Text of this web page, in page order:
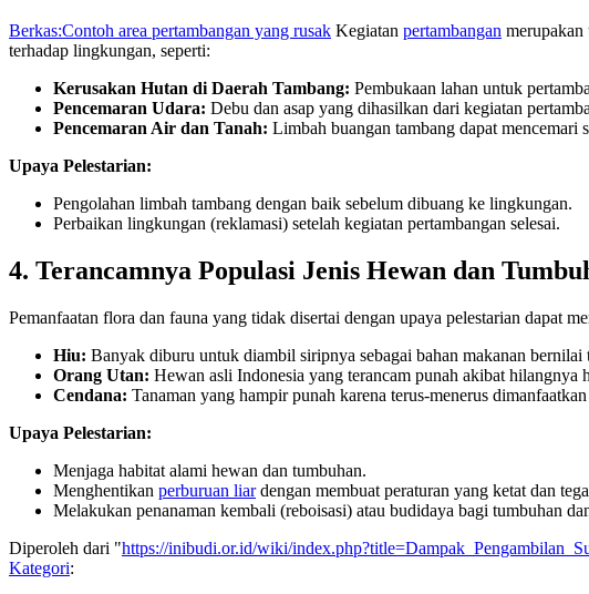
Berkas:Contoh area pertambangan yang rusak Kegiatan pertambangan merupakan
terhadap lingkungan, seperti:
Kerusakan Hutan di Daerah Tambang: Pembukaan lahan untuk
Pencemaran Udara: Debu dan asap yang dihasilkan dari kegiatan
Pencemaran Air dan Tanah: Limbah buangan tambang dapat mencemari
Upaya Pelestarian:
Pengolahan limbah tambang dengan baik sebelum dibuang ke lingkungan.
Perbaikan lingkungan (reklamasi) setelah kegiatan pertambangan selesai.
4. Terancamnya Populasi Jenis Hewan dan
Pemanfaatan flora dan fauna yang tidak disertai dengan upaya pelestarian dapat
Hiu: Banyak diburu untuk diambil siripnya sebagai bahan makanan bernilai
Orang Utan: Hewan asli Indonesia yang terancam punah akibat hilangnya
Cendana: Tanaman yang hampir punah karena terus-menerus
Upaya Pelestarian:
Menjaga habitat alami hewan dan tumbuhan.
Menghentikan perburuan liardengan membuat peraturan yang ketat dan
Melakukan penanaman kembali (reboisasi) atau budidaya bagi tumbuhan
Diperoleh dari "https://inibudi.or.id/wiki/
Kategori: